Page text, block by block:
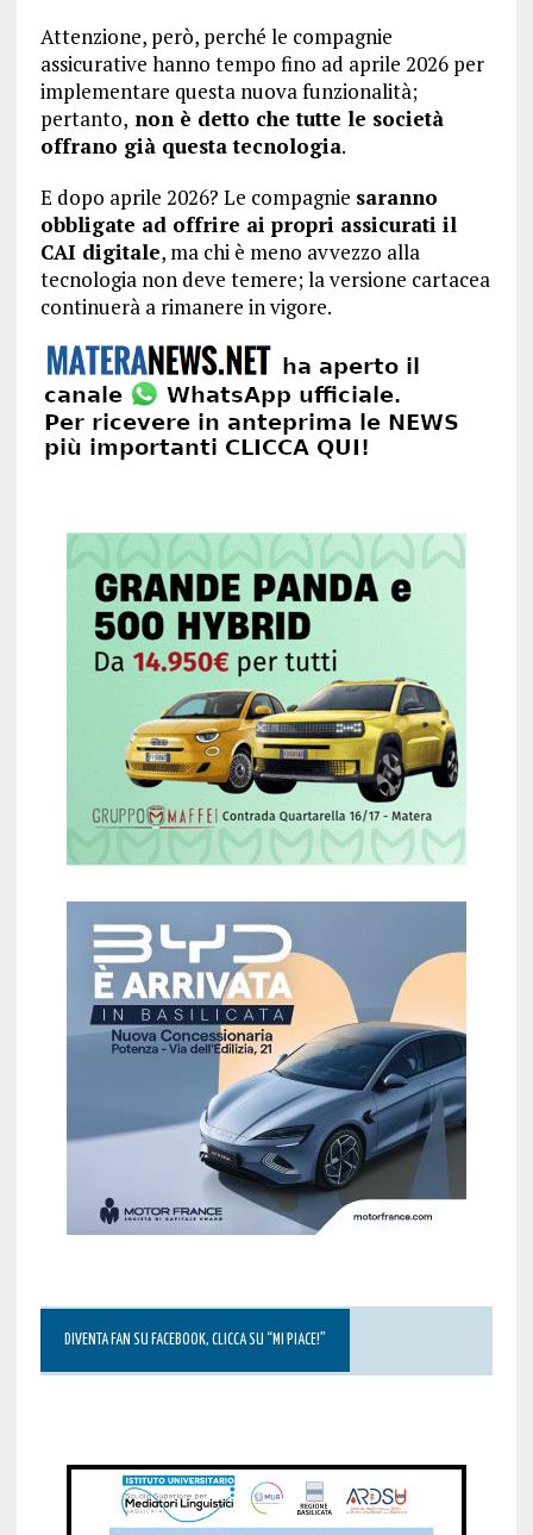
Attenzione, però, perché le compagnie
assicurative hanno tempo fino ad aprile 2026 per
implementare questa nuova funzionalità;
pertanto, non è detto che tutte le società
offrano già questa tecnologia.
E dopo aprile 2026? Le compagnie saranno
obbligate ad offrire ai propri assicurati il
CAI digitale, ma chi è meno avvezzo alla
tecnologia non deve temere; la versione cartacea
continuerà a rimanere in vigore.
DIVENTA FAN SU FACEBOOK, CLICCA SU “MI PIACE!”